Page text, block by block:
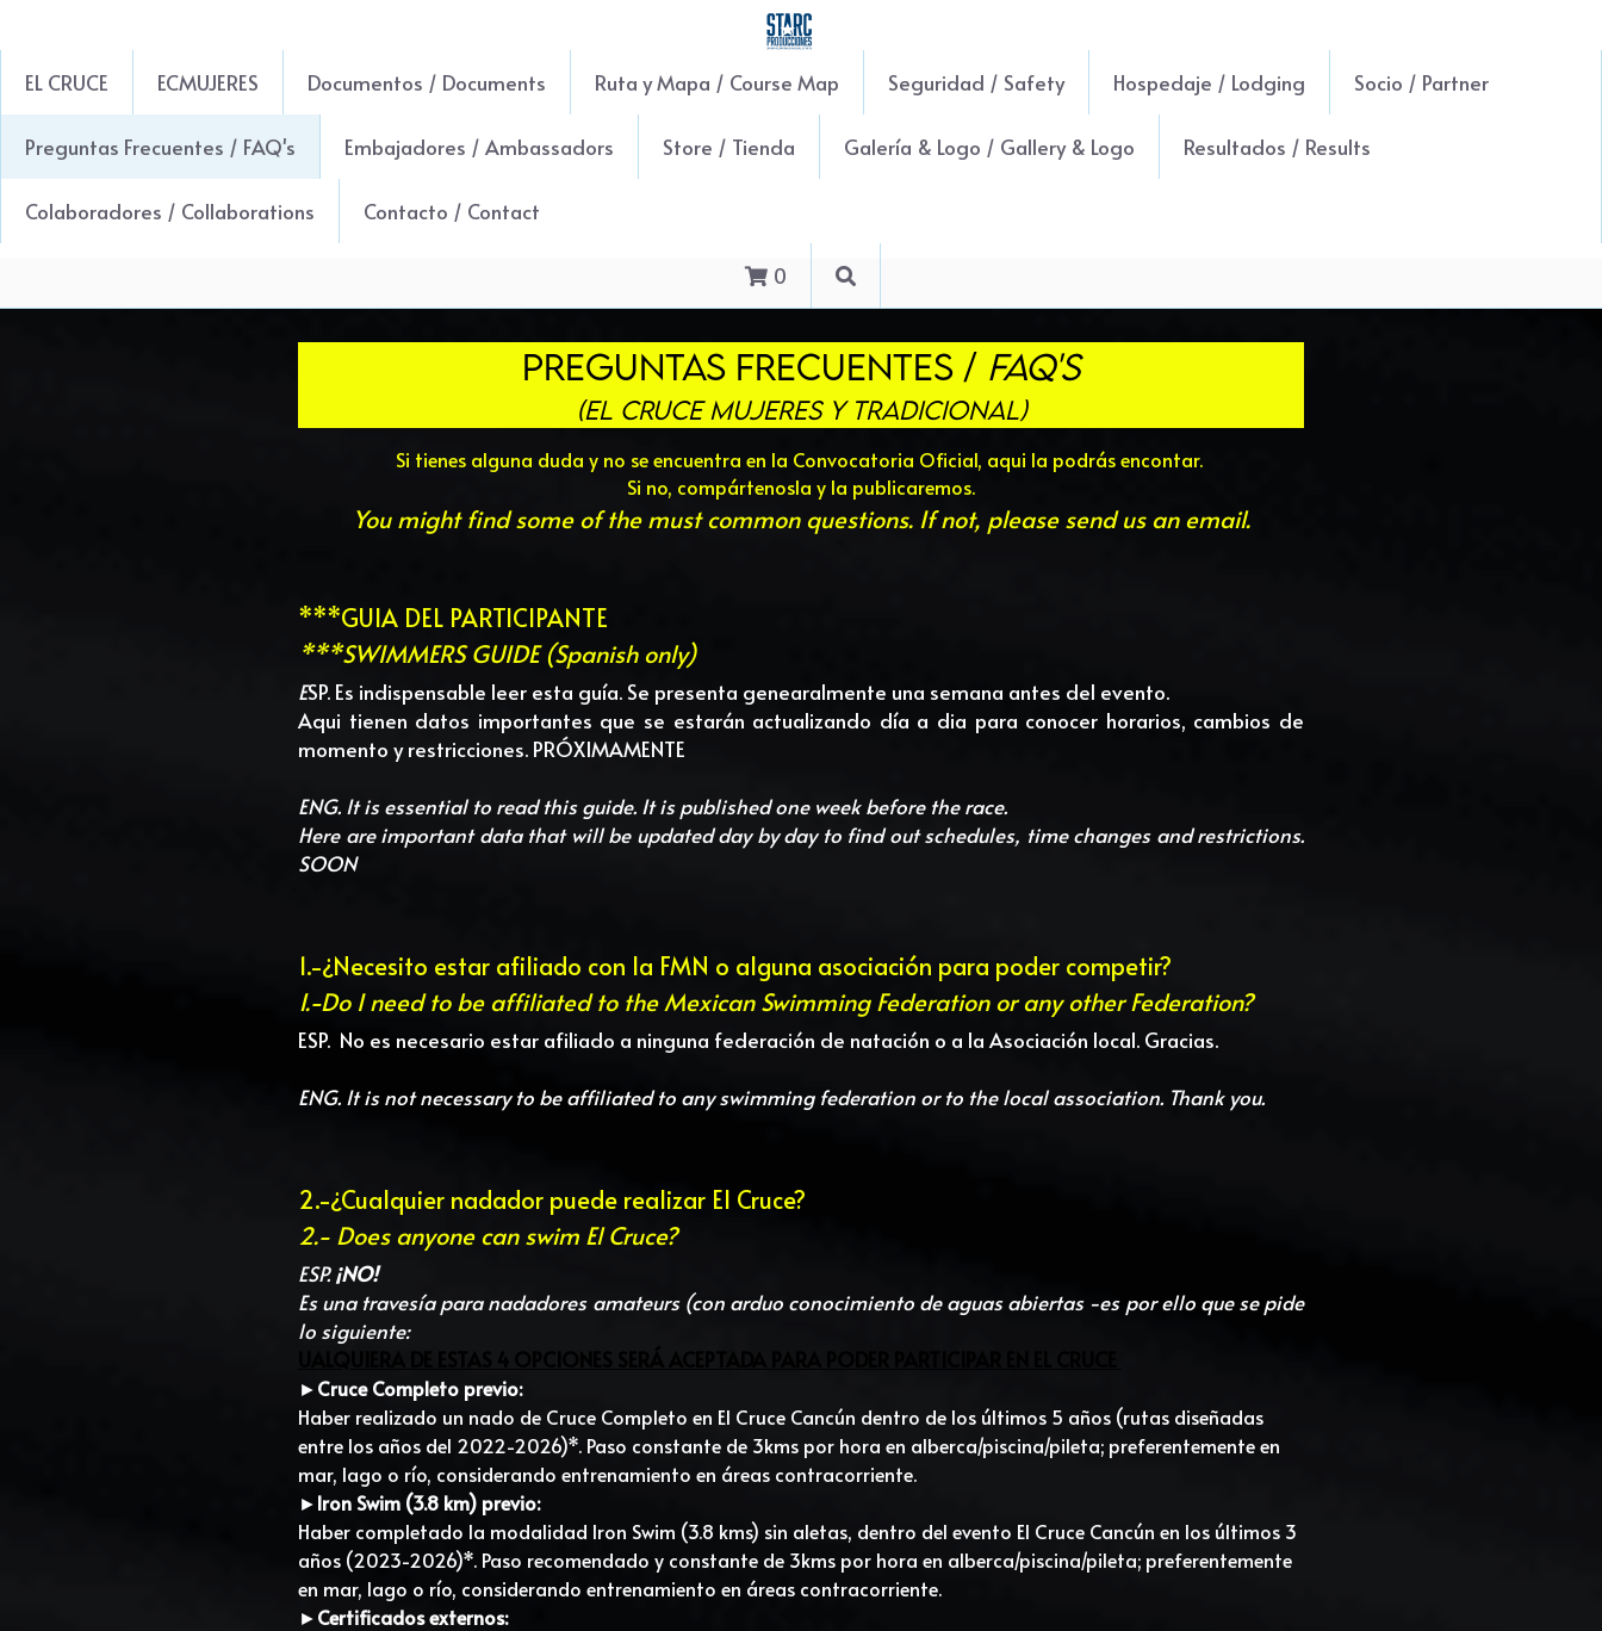
EL CRUCE ECMUJERES Documentos / Documents Ruta y Mapa / Course Map Seguridad / Safety Hospedaje / Lodging Socio / Partner
Preguntas Frecuentes / FAQ's Embajadores / Ambassadors Store / Tienda Galería & Logo / Gallery & Logo Resultados / Results
Colaboradores / Collaborations Contacto / Contact
0
PREGUNTAS FRECUENTES / FAQ'S
(El Cruce Mujeres y Tradicional)
Si tienes alguna duda y no se encuentra en la Convocatoria Oficial, aqui la podrás encontar.
Si no, compártenosla y la publicaremos.
You might find some of the must common questions. If not, please send us an email.
***GUIA DEL PARTICIPANTE
***SWIMMERS GUIDE (Spanish only)
ESP. Es indispensable leer esta guía. Se presenta genearalmente una semana antes del evento.
Aqui tienen datos importantes que se estarán actualizando día a dia para conocer horarios, cambios de
momento y restricciones. PRÓXIMAMENTE
ENG. It is essential to read this guide. It is published one week before the race.
SOON
1.-¿Necesito estar afiliado con la FMN o alguna asociación para poder competir?
1.-Do I need to be affiliated to the Mexican Swimming Federation or any other Federation?
ESP.  No es necesario estar afiliado a ninguna federación de natación o a la Asociación local. Gracias.
ENG. It is not necessary to be affiliated to any swimming federation or to the local association. Thank you.
2.-¿Cualquier nadador puede realizar El Cruce?
2.- Does anyone can swim El Cruce?
ESP. ¡NO!
Es una travesía para nadadores amateurs (con arduo conocimiento de aguas abiertas -es por ello que se pide
lo siguiente:
►Cruce Completo previo:
Haber realizado un nado de Cruce Completo en El Cruce Cancún dentro de los últimos 5 años (rutas diseñadas
entre los años del 2022-2026)*. Paso constante de 3kms por hora en alberca/piscina/pileta; preferentemente en
mar, lago o río, considerando entrenamiento en áreas contracorriente.
►Iron Swim (3.8 km) previo:
Haber completado la modalidad Iron Swim (3.8 kms) sin aletas, dentro del evento El Cruce Cancún en los últimos 3
años (2023-2026)*. Paso recomendado y constante de 3kms por hora en alberca/piscina/pileta; preferentemente
en mar, lago o río, considerando entrenamiento en áreas contracorriente.
►Certificados externos: